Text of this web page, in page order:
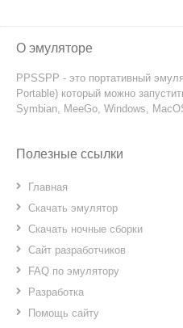
О эмуляторе
PPSSPP - это портативный
Portable) который можно
Symbian, MeeGo, Windows,
Полезные ссылки
Главная
Скачать эмулятор
Скачать ночные сборки
Сайт разработчиков
FAQ по эмулятору
Разработка
Помощь сайту